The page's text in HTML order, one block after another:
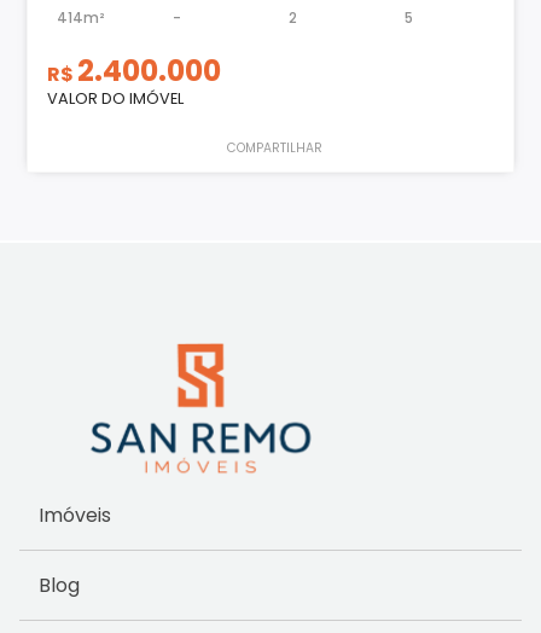
414m² - 2 5
R$ 2.400.000
VALOR DO IMÓVEL
COMPARTILHAR
Imóveis
Blog